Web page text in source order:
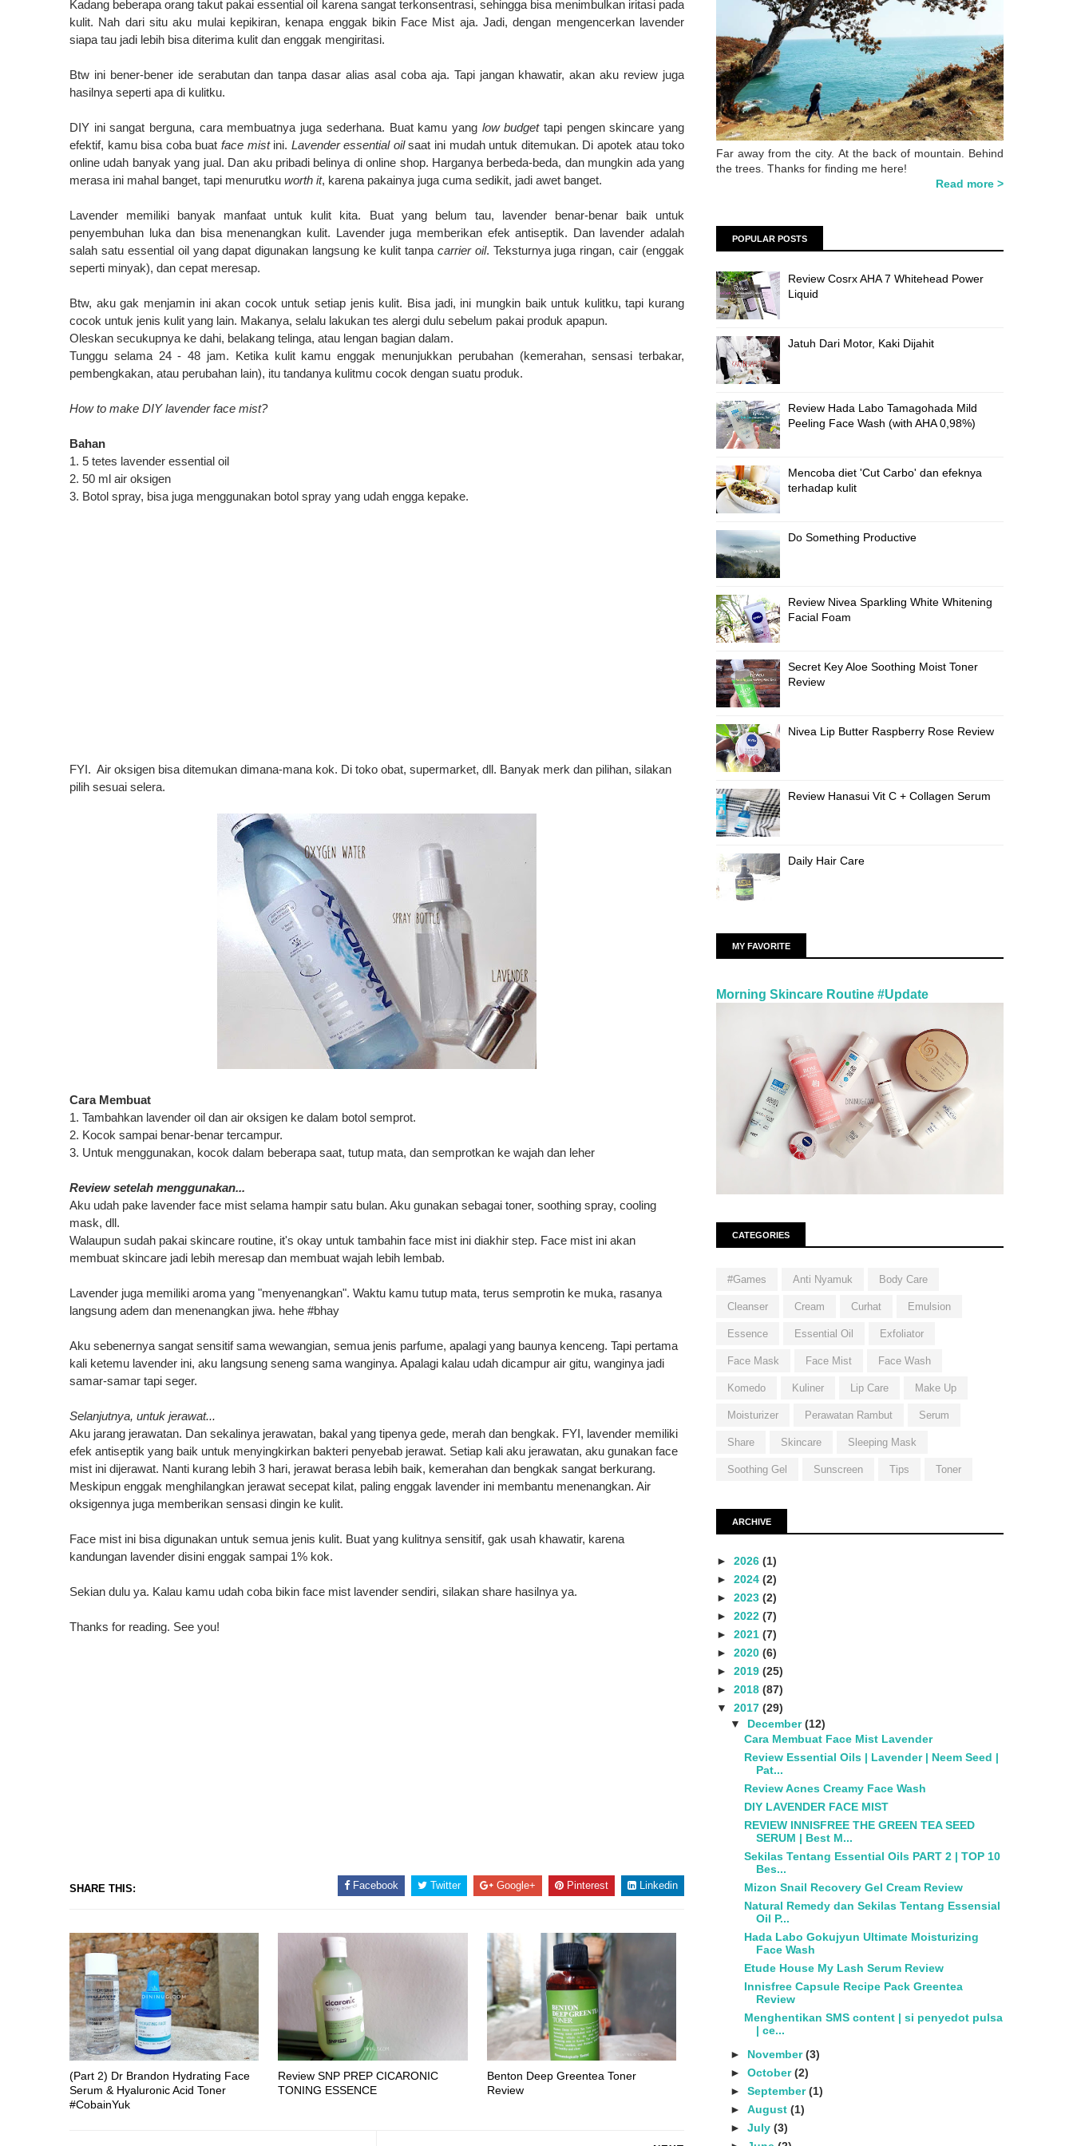
Kadang beberapa orang takut pakai essential oil karena sangat terkonsentrasi, sehingga bisa menimbulkan iritasi pada
kulit. Nah dari situ aku mulai kepikiran, kenapa enggak bikin Face Mist aja. Jadi, dengan mengencerkan lavender
siapa tau jadi lebih bisa diterima kulit dan enggak mengiritasi.
Btw ini bener-bener ide serabutan dan tanpa dasar alias asal coba aja. Tapi jangan khawatir, akan aku review juga
hasilnya seperti apa di kulitku.
DIY ini sangat berguna, caramembuatnya juga sederhana. Buat kamu yang low budgettapi pengen skincare yang
efektif, kamu bisa coba buat face mistini. Lavender essential oilsaat ini mudah untuk ditemukan. Di apotek atau toko
online udah banyak yang jual. Dan aku pribadi belinya di online shop. Harganya berbeda-beda, dan mungkin ada yang
merasa ini mahal banget, tapi menurutku worth it, karena pakainya juga cuma sedikit, jadi awet banget.
Lavender memiliki banyak manfaat untuk kulit kita. Buat yang belum tau, lavender benar-benar baik
untuk
penyembuhan lukadan bisa menenangkan kulit. Lavenderjuga memberikan efek antiseptik. Dan lavender adalah
salah satu essential oil yang dapat digunakan langsung ke kulit tanpa carrier oil. Teksturnya juga ringan, cair (enggak
seperti minyak), dan cepat meresap.
Btw, aku gak menjamin ini akan cocok untuk setiap jenis kulit. Bisa jadi, ini mungkin baik untuk kulitku, tapi kurang
cocok untuk jenis kulit yang lain. Makanya, selalu lakukan tes alergi dulu sebelum pakai produk apapun.
Oleskan secukupnya ke dahi, belakang telinga, atau lengan bagian dalam.
Tunggu selama 24- 48 jam. Ketika kulit kamu enggak menunjukkan perubahan (kemerahan, sensasi terbakar,
pembengkakan, atau perubahan lain), itu tandanya kulitmu cocok dengan suatu produk.
How to make DIY lavender face mist?
Bahan
1. 5 tetes lavender essential oil
2. 50 ml air oksigen
3. Botol spray, bisa juga menggunakan botol spray yang udah engga kepake.
FYI. Air oksigen bisa ditemukan dimana-mana kok. Di toko obat, supermarket, dll. Banyak merk dan pilihan, silakan
pilih sesuai selera.
Cara Membuat
1. Tambahkan lavender oil dan air oksigen ke dalam botol semprot.
2. Kocok sampai benar-benar tercampur.
3. Untuk menggunakan, kocok dalam beberapa saat, tutup mata, dan semprotkan ke wajah dan leher
Review setelah menggunakan...
Aku udah pake lavender face mist selama hampir satu bulan. Aku gunakan sebagai toner, soothing spray, cooling
mask, dll.
Walaupun sudah pakai skincare routine, it's okay untuk tambahin face mist ini diakhir step. Face mist ini akan
membuat skincare jadi lebih meresap dan membuat wajah lebih lembab.
Lavender juga memiliki aroma yang "menyenangkan". Waktu kamu tutup mata, terus semprotin ke muka, rasanya
langsung adem dan menenangkan jiwa. hehe #bhay
Aku sebenernya sangat sensitifsama wewangian, semua jenis parfume, apalagi yang baunya kenceng. Tapi pertama
kali ketemu lavender ini, aku langsung seneng sama wanginya. Apalagi kalau udah dicampur air gitu, wanginya jadi
samar-samar tapi seger.
Selanjutnya, untuk jerawat...
Aku jarang jerawatan. Dan sekalinya jerawatan, bakal yang tipenya gede, merah dan bengkak. FYI, lavender memiliki
efek antiseptik yang baik untuk menyingkirkan bakteri penyebab jerawat. Setiap kali aku jerawatan, aku gunakan face
mist ini dijerawat. Nanti kurang lebih 3 hari, jerawat berasa lebih baik, kemerahan dan bengkak sangat berkurang.
Meskipun enggak menghilangkan jerawat secepat kilat, paling enggak lavender ini membantu menenangkan. Air
oksigennya juga memberikan sensasi dingin ke kulit.
Face mist ini bisa digunakan untuk semua jenis kulit. Buat yang kulitnya sensitif, gak usah khawatir, karena
kandungan lavender disini enggak sampai 1% kok.
Sekian dulu ya. Kalau kamu udah coba bikin face mist lavender sendiri, silakan share hasilnya ya.
Thanks for reading. See you!
SHARE THIS: Facebook Twitter Google+ Pinterest Linkedin
(Part 2) Dr Brandon Hydrating Face
Serum & Hyaluronic Acid Toner
#CobainYuk
Review SNP PREP CICARONIC
TONING ESSENCE
Benton Deep Greentea Toner
Review
Far away from the city. At the back of mountain. Behind
the trees. Thanks for finding me here!
Read more >
POPULAR POSTS
Review Cosrx AHA 7 Whitehead Power
Liquid
Jatuh Dari Motor, Kaki Dijahit
Review Hada Labo Tamagohada Mild
Peeling Face Wash (with AHA 0,98%)
Mencoba diet 'Cut Carbo' dan efeknya
terhadap kulit
Do Something Productive
Review Nivea Sparkling White Whitening
Facial Foam
Secret Key Aloe Soothing Moist Toner
Review
Nivea Lip Butter Raspberry Rose Review
Review Hanasui Vit C + Collagen Serum
Daily Hair Care
MY FAVORITE
Morning Skincare Routine #Update
CATEGORIES
#Games Anti Nyamuk Body Care
Cleanser Cream Curhat Emulsion
Essence Essential Oil Exfoliator
Face Mask Face Mist Face Wash
Komedo Kuliner Lip Care Make Up
Moisturizer Perawatan Rambut Serum
Share Skincare Sleeping Mask
Soothing Gel Sunscreen Tips Toner
ARCHIVE
► 2026 (1)
► 2024 (2)
► 2023 (2)
► 2022 (7)
► 2021 (7)
► 2020 (6)
► 2019 (25)
► 2018 (87)
▼ 2017 (29)
▼ December(12)
Cara Membuat Face Mist Lavender
Review Essential Oils | Lavender | Neem Seed |
Pat...
Review Acnes Creamy Face Wash
DIY LAVENDER FACE MIST
REVIEW INNISFREE THE GREEN TEA SEED
SERUM | Best M...
Sekilas Tentang Essential Oils PART 2 | TOP 10
Bes...
Mizon Snail Recovery Gel Cream Review
Natural Remedy dan Sekilas Tentang Essensial
Oil P...
Hada Labo Gokujyun Ultimate Moisturizing
Face Wash
Etude House My Lash Serum Review
Innisfree Capsule Recipe Pack Greentea
Review
Menghentikan SMS content | si penyedot pulsa
| ce...
► November(3)
► October(2)
► September(1)
► August (1)
► July (3)